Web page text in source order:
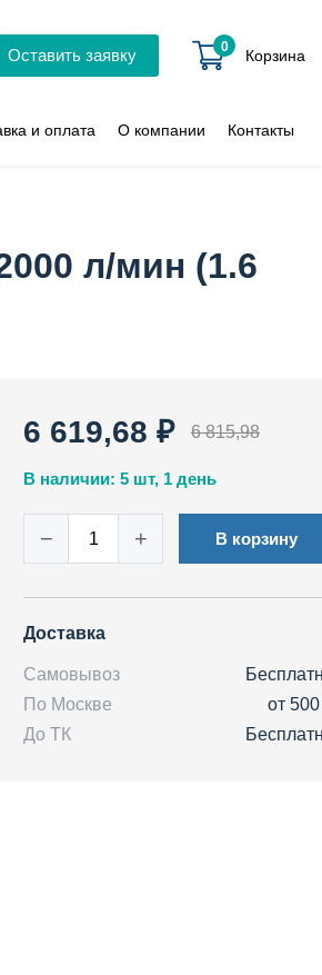
Оставить заявку 0 Корзина
и оплата О компании Контакты
л/мин (1.6
6 619,68 ₽ 6 815,98
В наличии: 5 шт, 1 день
− + В корзину
Доставка
Самовывоз
По Москве
от
До ТК